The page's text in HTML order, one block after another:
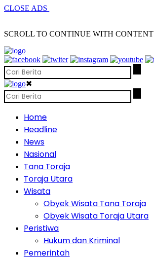
CLOSE ADS
SCROLL TO CONTINUE WITH CONTENT
✖
Home
Headline
News
Nasional
Tana Toraja
Toraja Utara
Wisata
Obyek Wisata Tana Toraja
Obyek Wisata Toraja Utara
Peristiwa
Hukum dan Kriminal
Pemerintah